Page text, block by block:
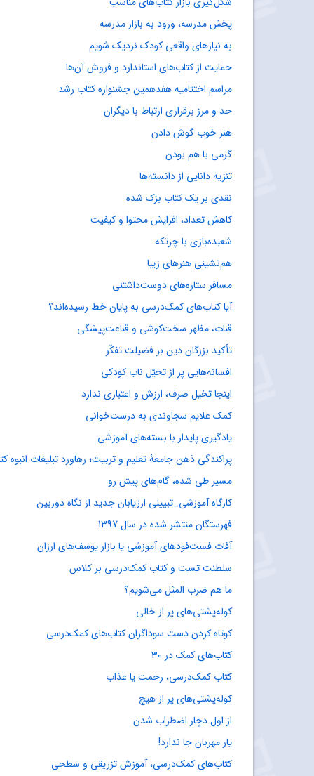
پخش مدرسه، ورود به بازار مدرسه
به نیازهای واقعی کودک نزدیک شویم
حمایت از کتاب‌های استاندارد و فروش آن‌ها
مراسم اختتامیه هفدهمین جشنواره کتاب رشد
حد و مرز برقراری ارتباط با دیگران
هنر خوب گوش دادن
گرمی با هم بودن
تنزیه دانایی از دانسته‌ها
نقدی بر یک کتاب بزک شده
کاهش تعداد، افزایش محتوا و کیفیت
شعبده‌بازی با چرتکه
هم‌نشینی هنرهای زیبا
مسافر ستاره‌های دوست‌داشتنی
آیا کتاب‌های کمک‌درسی به پایان خط رسیده‌اند؟
قنات، مظهر سخت‌کوشی و قناعت‌پیشگی
تأکید بزرگان دین بر فضیلت تفکّر
افسانه‌هایی پر از تخیّل ناب کودکی
اینجا تخیل صرف، ارزش و اعتباری ندارد
کمک علایم سجاوندی به درست‌خوانی
یادگیری پایدار با بسته‌های آموزشی
پراکندگی ذهن جامعۀ تعلیم و تربیت؛ رهاورد تبلیغات انبوه
مسیر طی شده، گام‌های پیش رو
کارگاه آموزشی_تبیینی ارزیابان جدید از نگاه دوربین
فهرستگان منتشر شده در سال 1397
آفات فست‌فودهای آموزشی یا بازار یوسف‌های ارزان
سلطنت تست و کتاب کمک‌درسی بر کلاس
ما هم ضرب المثل می‌شویم؟
کوله‌پشتی‌های پر از خالی
کوتاه کردن دست سوداگران کتاب‌های کمک‌درسی
کتاب‌های کمک‌ در 30
کتاب کمک‌درسی، رحمت یا عذاب
کوله‌پشتی‌های پر از هیچ
از اول دچار اضطراب شدن
یار مهربان جا ندارد!
کتاب‌های کمک‌درسی، آموزش تزریقی و سطحی